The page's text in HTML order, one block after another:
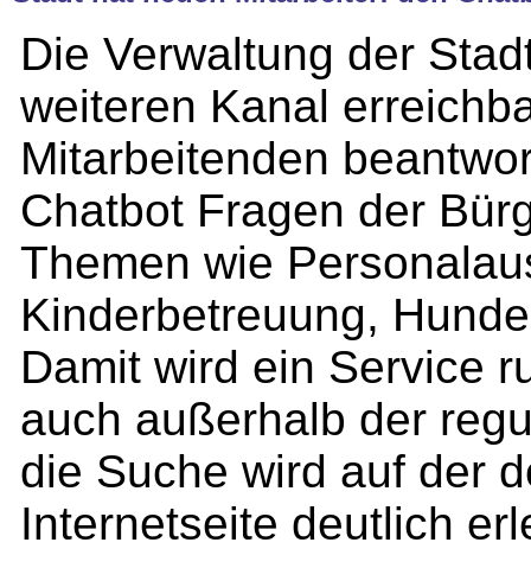
Die Verwaltung der
weiteren Kanal
Mitarbeitenden
Chatbot Fragen der
Themen wie
Kinderbetreuung,
Damit wird ein Service
auch außerhalb der
die Suche wird auf der
Internetseite deutlich